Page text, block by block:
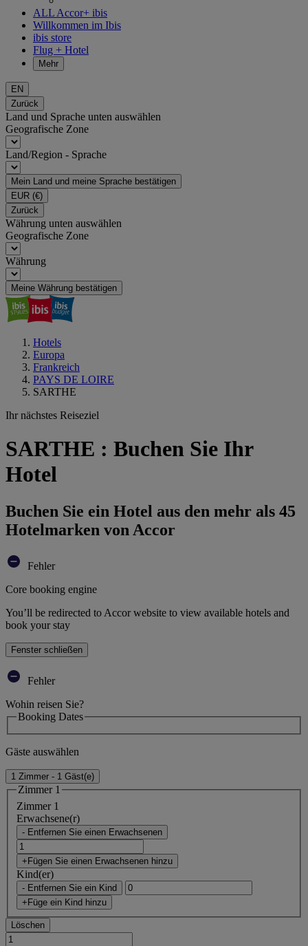
ALL Accor+ ibis
Willkommen im Ibis
ibis store
Flug + Hotel
Mehr
EN
Zurück
Land und Sprache unten auswählen
Geografische Zone
Land/Region - Sprache
Mein Land und meine Sprache bestätigen
EUR (€)
Zurück
Währung unten auswählen
Geografische Zone
Währung
Meine Währung bestätigen
Hotels
Europa
Frankreich
PAYS DE LOIRE
SARTHE
Ihr nächstes Reiseziel
SARTHE : Buchen Sie Ihr
Hotel
Buchen Sie ein Hotel aus den mehr als 45
Hotelmarken von Accor
Fehler
Core booking engine
You’ll be redirected to Accor website to view available hotels and
book your stay
Fenster schließen
Fehler
Wohin reisen Sie?
Booking Dates
Gäste auswählen
1 Zimmer - 1 Gäst(e)
Zimmer 1
Zimmer 1
Erwachsene(r)
- Entfernen Sie einen Erwachsenen
+Fügen Sie einen Erwachsenen hinzu
Kind(er)
- Entfernen Sie ein Kind
+Füge ein Kind hinzu
Löschen